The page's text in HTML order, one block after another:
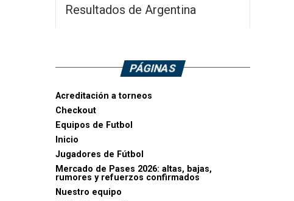
Resultados de Argentina
PÁGINAS
Acreditación a torneos
Checkout
Equipos de Futbol
Inicio
Jugadores de Fútbol
Mercado de Pases 2026: altas, bajas,
rumores y refuerzos confirmados
Nuestro equipo